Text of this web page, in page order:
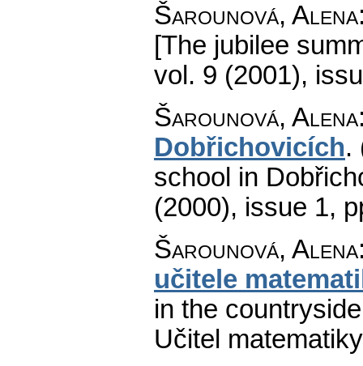
Šarounová, Alena
[The jubilee
vol. 9 (2001),
Šarounová, Alena
Dobřichovicích.
school in
(2000), issue 1,
Šarounová, Alena
učitele
in the
Učitel matematiky